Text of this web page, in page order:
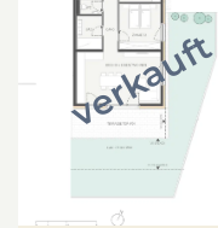
verkauft